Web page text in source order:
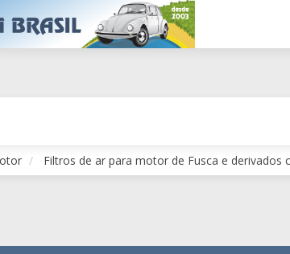
Filtros de ar para motor de Fusca e derivados